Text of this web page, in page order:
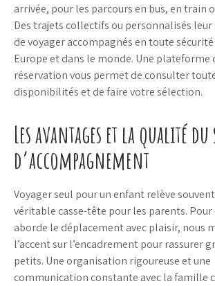
arrivée, pour les parcours en bus, en train
Des trajets collectifs ou personnalisés
de voyager accompagnés en toute sécurité
Europe et dans le monde. Une plateforme
réservation vous permet de consulter
disponibilités et de faire votre sélection.
Les avantages et la qualité du
d’accompagnement
Voyager seul pour un enfant relève souvent
véritable casse-tête pour les parents. Pour
aborde le déplacement avec plaisir, nous
l’accent sur l’encadrement pour rassurer
petits. Une organisation rigoureuse et une
communication constante avec la famille